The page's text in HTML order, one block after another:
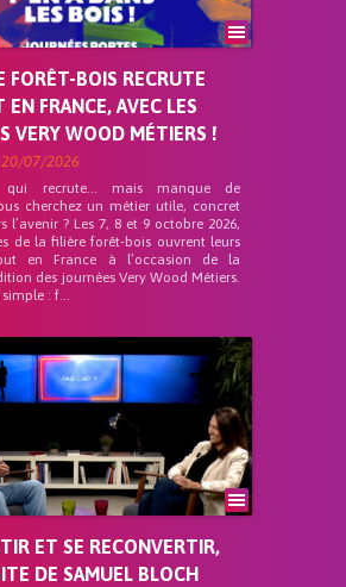
FORÊT-BOIS RECRUTE
EN FRANCE, AVEC LES
VERY WOOD MÉTIERS !
20/07/2026
qui recrute… mais manque de
cherchez un métier utile, concret
l’avenir ? Les 7, 8 et 9 octobre 2026,
de la filière forêt-bois ouvrent leurs
en France à l’occasion de la
des journées Very Wood Métiers.
: f...
ET SE RECONVERTIR,
DE SAMUEL BLOCH